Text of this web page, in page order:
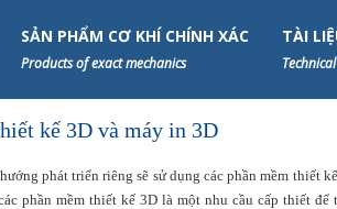
SẢN PHẨM CƠ KHÍ CHÍNH XÁC
Products of exact mechanics
TÀI
kế 3D và máy in 3D
phát triển riêng sẽ sử dụng các phần mềm thiết
phần mềm thiết kế 3D là một nhu cầu cấp thiết